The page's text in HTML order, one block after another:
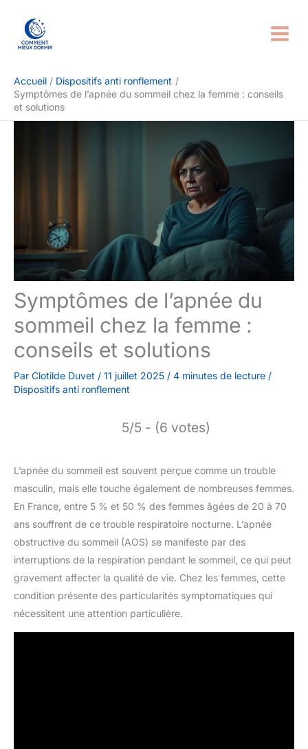
contenu
Accueil
Dispositifs anti ronflement
Symptômes de l’apnée du sommeil chez la femme : conseils
et solutions
Symptômes de l’apnée du
sommeil chez la femme :
conseils et solutions
Par Clotilde Duvet / 11 juillet 2025 / 4 minutes de lecture /
Dispositifs anti ronflement
5/5 - (6 votes)
L’apnée du sommeil est souvent perçue comme un trouble
masculin, mais elle touche également de nombreuses femmes.
En France, entre 5 % et 50 % des femmes âgées de 20 à 70
ans souffrent de ce trouble respiratoire nocturne. L’apnée
obstructive du sommeil (AOS) se manifeste par des
interruptions de la respiration pendant le sommeil, ce qui peut
gravement affecter la qualité de vie. Chez les femmes, cette
condition présente des particularités symptomatiques qui
nécessitent une attention particulière.